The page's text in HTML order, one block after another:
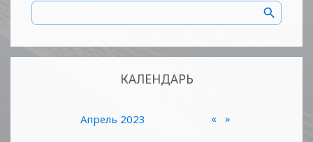
КАЛЕНДАРЬ
«
Апрель 2023
»